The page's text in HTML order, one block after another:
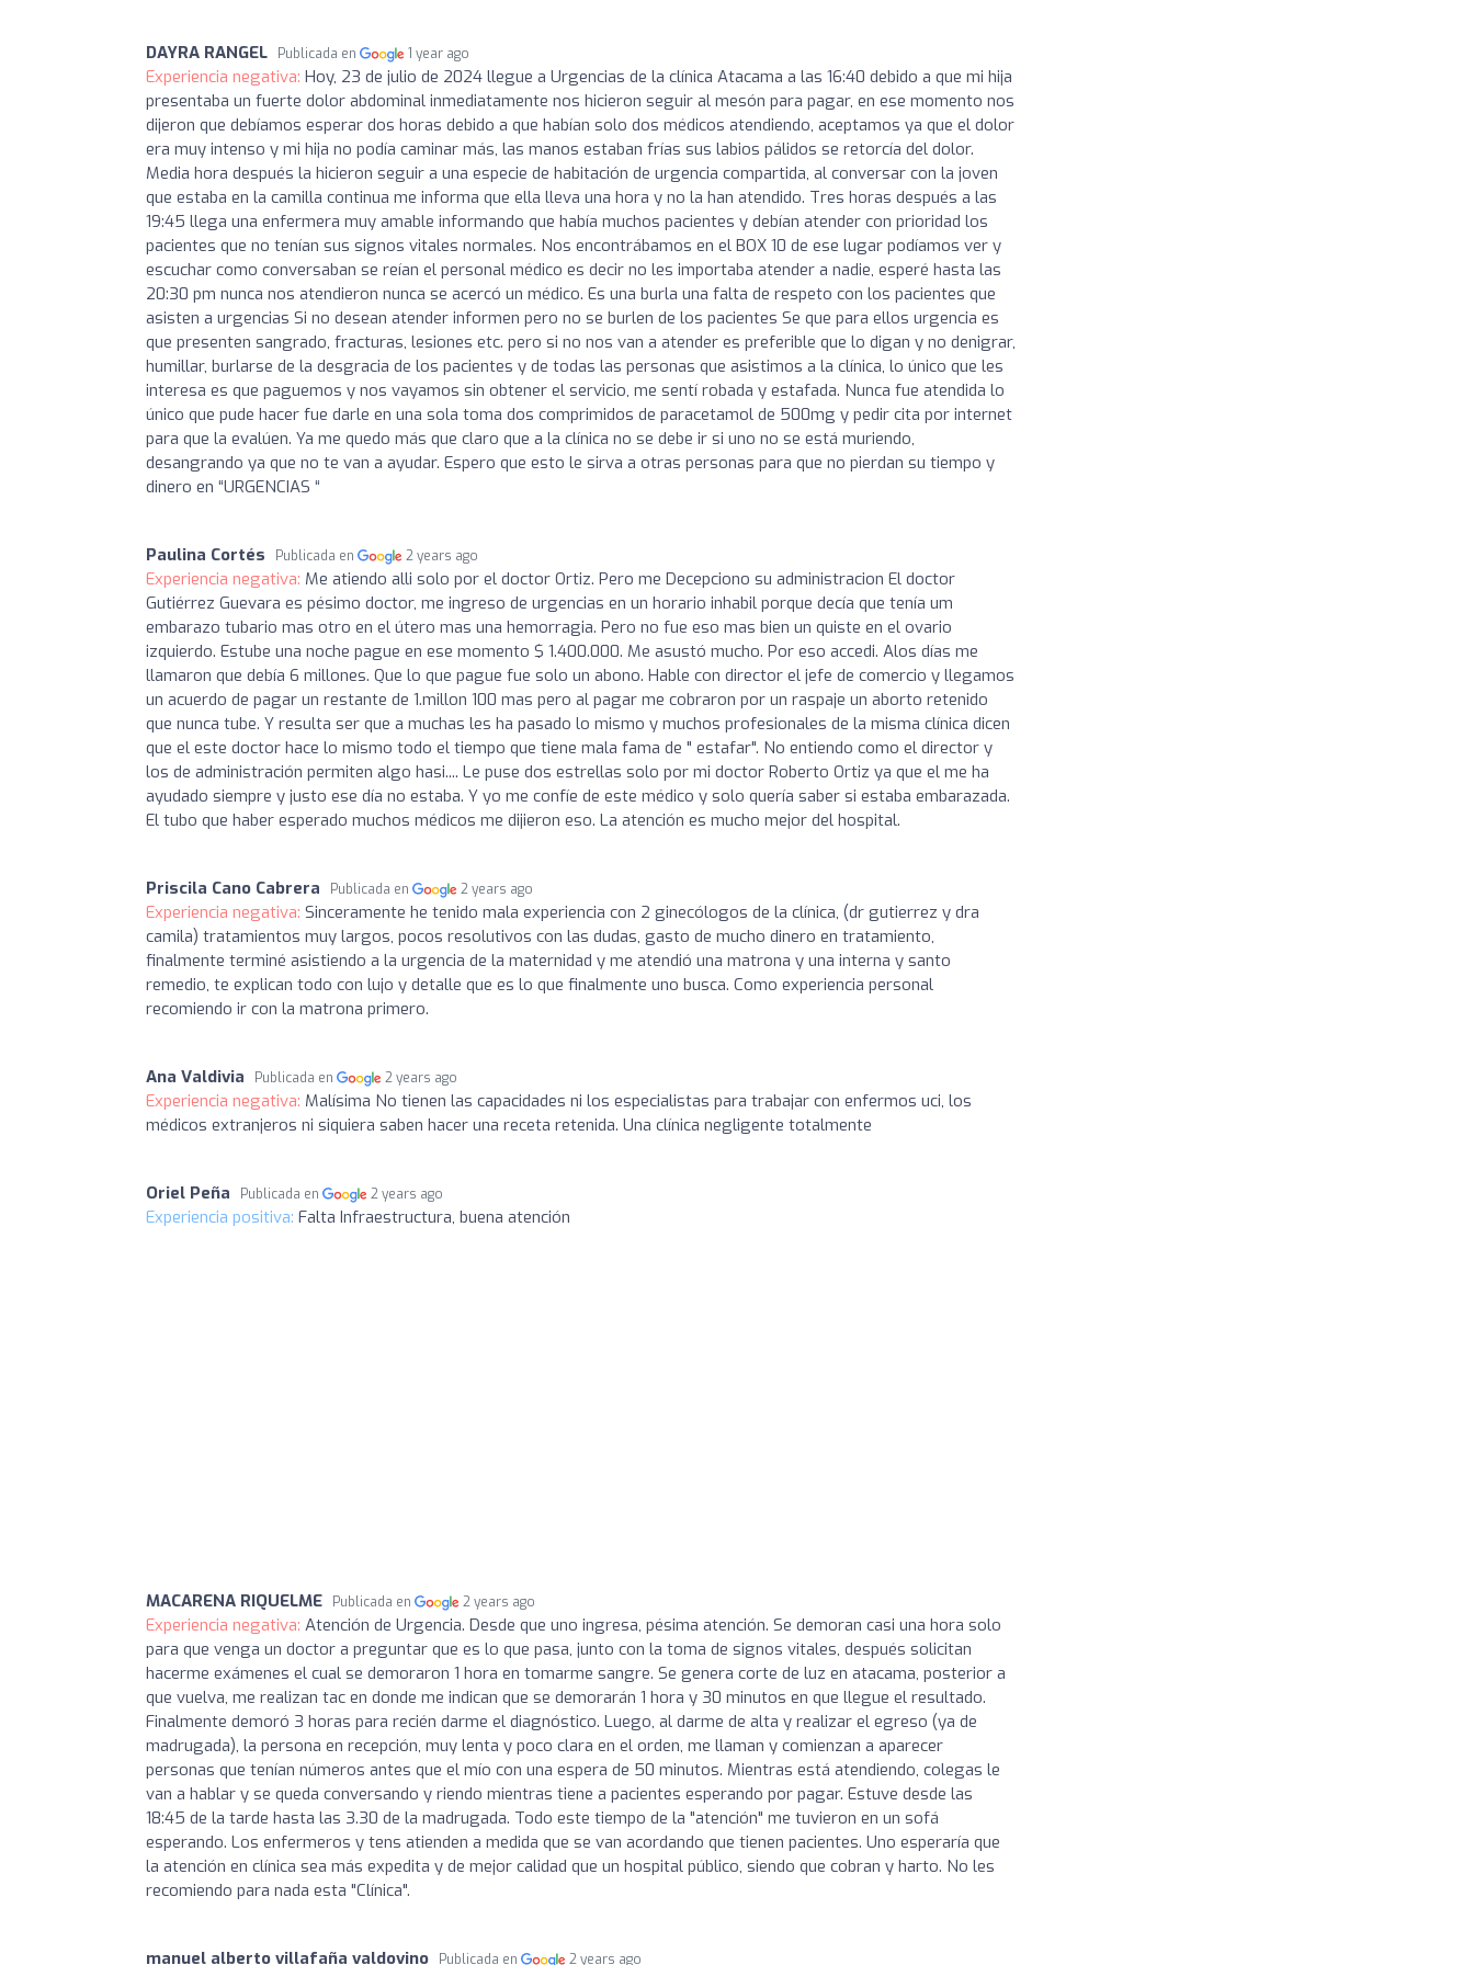
DAYRA RANGEL Publicada en 1 year ago
Experiencia negativa: Hoy, 23 de julio de 2024 llegue a Urgencias de la clínica Atacama a las 16:40 debido a que mi hija
presentaba un fuerte dolor abdominal inmediatamente nos hicieron seguir al mesón para pagar, en ese momento nos
dijeron que debíamos esperar dos horas debido a que habían solo dos médicos atendiendo, aceptamos ya que el dolor
era muy intenso y mi hija no podía caminar más, las manos estaban frías sus labios pálidos se retorcía del dolor.
Media hora después la hicieron seguir a una especie de habitación de urgencia compartida, al conversar con la joven
que estaba en la camilla continua me informa que ella lleva una hora y no la han atendido. Tres horas después a las
19:45 llega una enfermera muy amable informando que había muchos pacientes y debían atender con prioridad los
pacientes que no tenían sus signos vitales normales. Nos encontrábamos en el BOX 10 de ese lugar podíamos ver y
escuchar como conversaban se reían el personal médico es decir no les importaba atender a nadie, esperé hasta las
20:30 pm nunca nos atendieron nunca se acercó un médico. Es una burla una falta de respeto con los pacientes que
asisten a urgencias Si no desean atender informen pero no se burlen de los pacientes Se que para ellos urgencia es
que presenten sangrado, fracturas, lesiones etc. pero si no nos van a atender es preferible que lo digan y no denigrar,
humillar, burlarse de la desgracia de los pacientes y de todas las personas que asistimos a la clínica, lo único que les
interesa es que paguemos y nos vayamos sin obtener el servicio, me sentí robada y estafada. Nunca fue atendida lo
único que pude hacer fue darle en una sola toma dos comprimidos de paracetamol de 500mg y pedir cita por internet
para que la evalúen. Ya me quedo más que claro que a la clínica no se debe ir si uno no se está muriendo,
desangrando ya que no te van a ayudar. Espero que esto le sirva a otras personas para que no pierdan su tiempo y
dinero en “URGENCIAS “
Paulina Cortés Publicada en 2 years ago
Experiencia negativa: Me atiendo alli solo por el doctor Ortiz. Pero me Decepciono su administracion El doctor
Gutiérrez Guevara es pésimo doctor, me ingreso de urgencias en un horario inhabil porque decía que tenía um
embarazo tubario mas otro en el útero mas una hemorragia. Pero no fue eso mas bien un quiste en el ovario
izquierdo. Estube una noche pague en ese momento $ 1.400.000. Me asustó mucho. Por eso accedi. Alos días me
llamaron que debía 6 millones. Que lo que pague fue solo un abono. Hable con director el jefe de comercio y llegamos
un acuerdo de pagar un restante de 1.millon 100 mas pero al pagar me cobraron por un raspaje un aborto retenido
que nunca tube. Y resulta ser que a muchas les ha pasado lo mismo y muchos profesionales de la misma clínica dicen
que el este doctor hace lo mismo todo el tiempo que tiene mala fama de " estafar". No entiendo como el director y
los de administración permiten algo hasi.... Le puse dos estrellas solo por mi doctor Roberto Ortiz ya que el me ha
ayudado siempre y justo ese día no estaba. Y yo me confíe de este médico y solo quería saber si estaba embarazada.
El tubo que haber esperado muchos médicos me dijieron eso. La atención es mucho mejor del hospital.
Priscila Cano Cabrera Publicada en 2 years ago
Experiencia negativa: Sinceramente he tenido mala experiencia con 2 ginecólogos de la clínica, (dr gutierrez y dra
camila) tratamientos muy largos, pocos resolutivos con las dudas, gasto de mucho dinero en tratamiento,
finalmente terminé asistiendo a la urgencia de la maternidad y me atendió una matrona y una interna y santo
remedio, te explican todo con lujo y detalle que es lo que finalmente uno busca. Como experiencia personal
recomiendo ir con la matrona primero.
Ana Valdivia Publicada en 2 years ago
Experiencia negativa: Malísima No tienen las capacidades ni los especialistas para trabajar con enfermos uci, los
médicos extranjeros ni siquiera saben hacer una receta retenida. Una clínica negligente totalmente
Oriel Peña Publicada en 2 years ago
Experiencia positiva: Falta Infraestructura, buena atención
MACARENA RIQUELME Publicada en 2 years ago
Experiencia negativa: Atención de Urgencia. Desde que uno ingresa, pésima atención. Se demoran casi una hora solo
para que venga un doctor a preguntar que es lo que pasa, junto con la toma de signos vitales, después solicitan
hacerme exámenes el cual se demoraron 1 hora en tomarme sangre. Se genera corte de luz en atacama, posterior a
que vuelva, me realizan tac en donde me indican que se demorarán 1 hora y 30 minutos en que llegue el resultado.
Finalmente demoró 3 horas para recién darme el diagnóstico. Luego, al darme de alta y realizar el egreso (ya de
madrugada), la persona en recepción, muy lenta y poco clara en el orden, me llaman y comienzan a aparecer
personas que tenían números antes que el mío con una espera de 50 minutos. Mientras está atendiendo, colegas le
van a hablar y se queda conversando y riendo mientras tiene a pacientes esperando por pagar. Estuve desde las
18:45 de la tarde hasta las 3.30 de la madrugada. Todo este tiempo de la "atención" me tuvieron en un sofá
esperando. Los enfermeros y tens atienden a medida que se van acordando que tienen pacientes. Uno esperaría que
la atención en clínica sea más expedita y de mejor calidad que un hospital público, siendo que cobran y harto. No les
recomiendo para nada esta "Clínica".
manuel alberto villafaña valdovino Publicada en 2 years ago